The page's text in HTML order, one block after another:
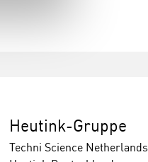
Heutink-Gruppe
Techni Science Netherlands